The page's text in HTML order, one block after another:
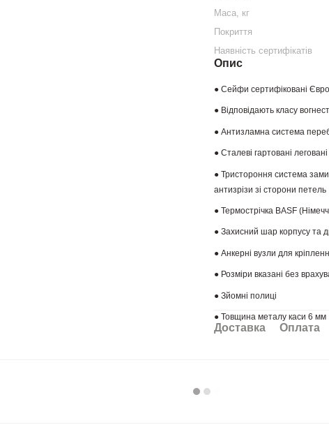
Маса, кг
Покриття
Наявність сертифікатів
Опис
● Сейфи сертифіковані
● Відповідають класу
● Антизламна система
● Сталеві гартовані
● Тристороння система
антизрізи зі сторони петель
● Термострічка BASF
● Захисний шар корпусу та
● Анкерні вузли для
● Розміри вказані без
● Зйомні полиці
● Товщина металу каси 6 мм
Доставка Оплата